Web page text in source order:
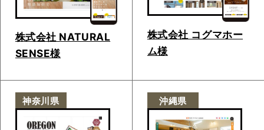
株式会社 NATURAL
SENSE様
株式会社 コグマホー
ム様
神奈川県 沖縄県